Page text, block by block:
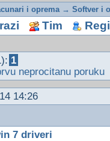
i oprema→ Softver i
Tim
1
neprocitanu poruku
14:26
7 driveri